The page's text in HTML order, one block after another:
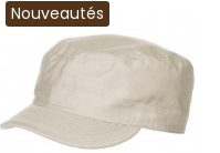
Nouveautés